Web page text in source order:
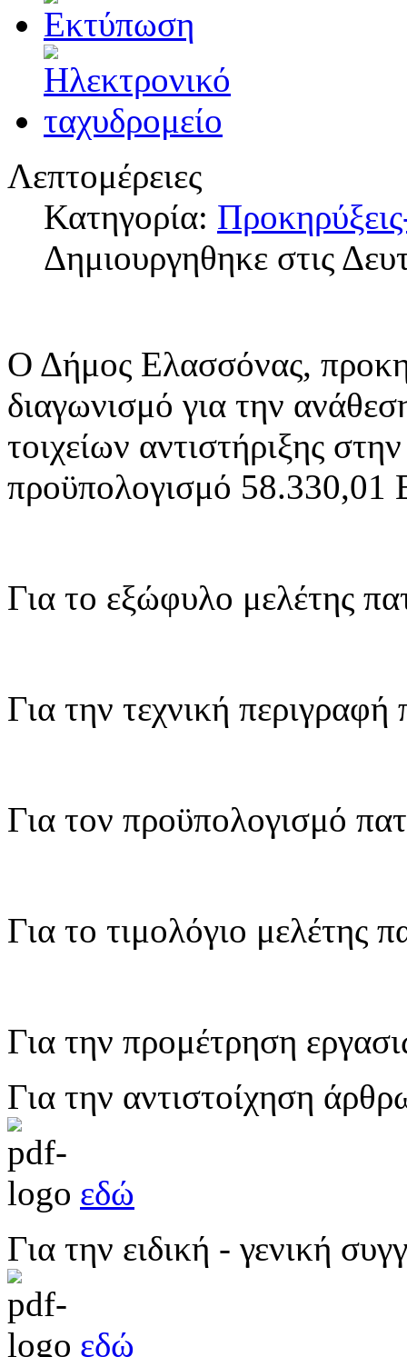
Λεπτομέρειες
Κατηγορία:
Δημιουργηθηκε στις
Ο Δήμος Ελασσόνας,
διαγωνισμό για την
τοιχείων αντιστήριξης
προϋπολογισμό 58.330,01
Για το εξώφυλο μελέτης
Για την τεχνική
Για τον προϋπολογισμό
Για το τιμολόγιο μελέτης
Για την προμέτρηση
Για την αντιστοίχηση
εδώ
Για την ειδική - γενική
εδώ